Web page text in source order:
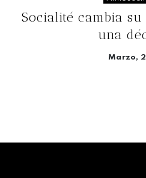
Socialité cambia
una
Marzo,